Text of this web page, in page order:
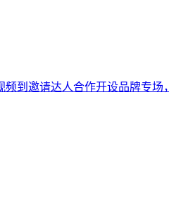
频到邀请达人合作开设品牌专